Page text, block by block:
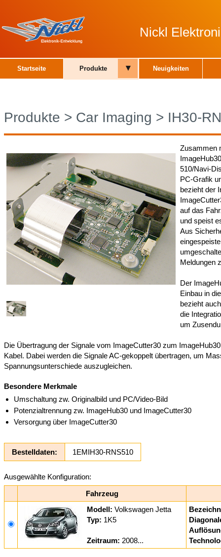
Nickl
Startseite Produkte ▾ Neuigkeiten
Produkte > Car Imaging > IH30-
Zusammen
510/Navi-
PC-Grafik
bezieht der
auf das
und speist
Aus
Meldungen
Der
Einbau in
bezieht
die
um
Die Übertragung der Signale vom ImageCutter30 zum
Kabel. Dabei werden die Signale AC-gekoppelt übertragen, um
Spannungsunterschiede auszugleichen.
Besondere Merkmale
Umschaltung zw. Originalbild und PC/Video-Bild
Potenzialtrennung zw. ImageHub30 und ImageCutter30
Versorgung über ImageCutter30
Bestelldaten: 1EMIH30-RNS510
Ausgewählte Konfiguration:
Fahrzeug
Modell: Volkswagen Jetta
Typ: 1K5
Zeitraum: 2008...